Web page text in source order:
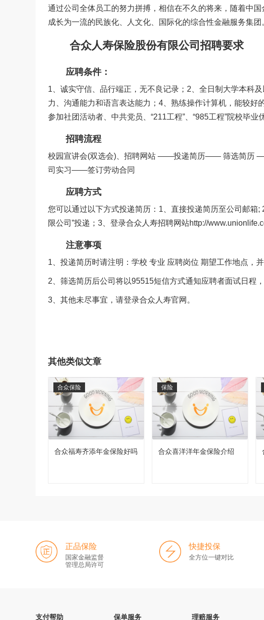
通过公司全体员工的努力拼搏，相信在不久的将来，随着中
成长为一流的民族化、人文化、国际化的综合性金融服务集团
合众人寿保险股份有限公司招聘要求
应聘条件：
1、诚实守信、品行端正，无不良记录；2、全日制大学本科
力、沟通能力和语言表达能力；4、熟练操作计算机，能较
参加社团活动者、中共党员、“211工程”、“985工程”院校毕业
招聘流程
校园宣讲会(双选会)、招聘网站 ——投递简历—— 筛选简
司实习——签订劳动合同
应聘方式
您可以通过以下方式投递简历：1、直接投递简历至公司邮箱
限公司”投递；3、登录合众人寿招聘网站http://
注意事项
1、投递简历时请注明：学校 专业 应聘岗位 期望工作地点，
2、筛选简历后公司将以95515短信方式通知应聘者面试日程
3、其他未尽事宜，请登录合众人寿官网。
其他类似文章
合众福寿齐添年金保险好吗
合众保险
合众喜洋洋年金保险介绍
保险
正品保险
国家金融监督
管理总局许可
快捷投保
全方位一键对比
支付帮助 保单服务 理赔服务